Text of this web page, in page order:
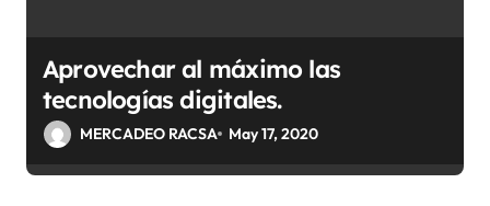
Aprovechar al máximo las
tecnologías digitales.
MERCADEO RACSA May 17, 2020